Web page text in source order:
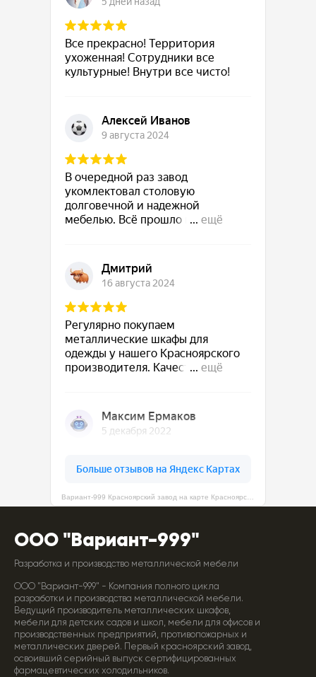
ООО "Вариант-999"
Разработка и производство металлической мебели
ООО "Вариант-999" - Компания полного цикла
разработки и производства металлической мебели.
Ведущий производитель металлических шкафов,
мебели для детских садов и школ, мебели для офисов и
производственных предприятий, противопожарных и
металлических дверей. Первый красноярский завод,
освоивший серийный выпуск сертифицированных
фармацевтических холодильников.